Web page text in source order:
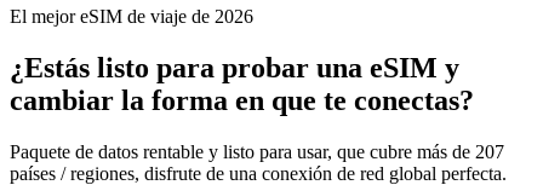
El mejor eSIM de viaje de 2026
¿Estás listo para probar una eSIM y
cambiar la forma en que te conectas?
Paquete de datos rentable y listo para usar, que cubre más de 207
países / regiones, disfrute de una conexión de red global perfecta.